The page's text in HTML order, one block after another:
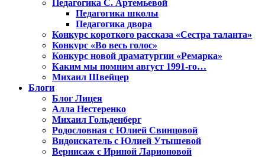
Педагогика С. Артемьевой
Педагогика школы
Педагогика двора
Конкурс короткого рассказа «Сестра таланта»
Конкурс «Во весь голос»
Конкурс новой драматургии «Ремарка»
Каким мы помним август 1991-го…
Михаил Швейцер
Блоги
Блог Лицея
Алла Нестеренко
Михаил Гольденберг
Родословная с Юлией Свинцовой
Видоискатель с Юлией Утышевой
Вернисаж с Ириной Ларионовой